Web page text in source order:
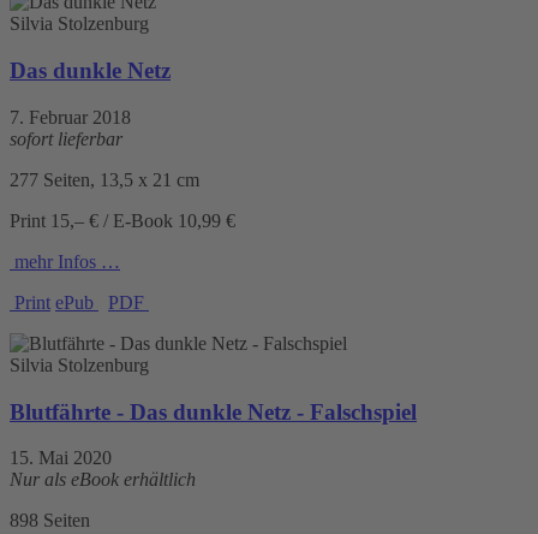
Silvia Stolzenburg
Das dunkle Netz
7. Februar 2018
sofort lieferbar
277 Seiten, 13,5 x 21 cm
Print 15,– € / E-Book 10,99 €
mehr Infos …
Print ePub PDF
Silvia Stolzenburg
Blutfährte - Das dunkle Netz - Falschspiel
15. Mai 2020
Nur als eBook erhältlich
898 Seiten